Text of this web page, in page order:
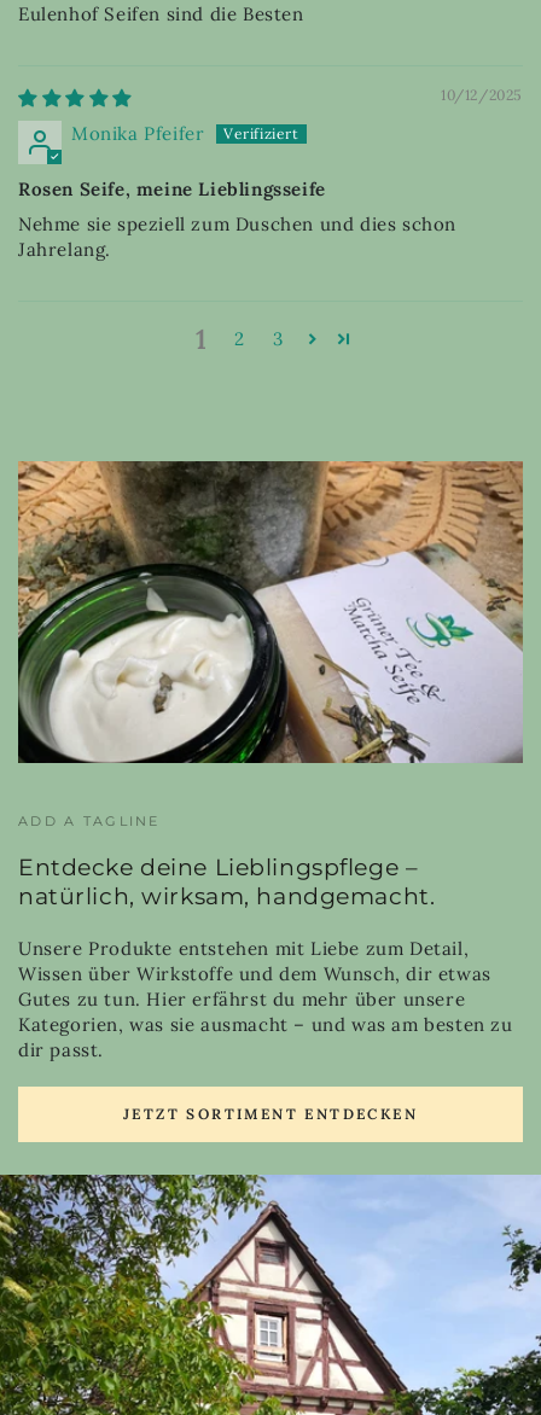
Eulenhof Seifen sind die Besten
10/12/2025
Monika Pfeifer
Rosen Seife, meine Lieblingsseife
Nehme sie speziell zum Duschen und dies schon
Jahrelang.
1 2 3
ADD A TAGLINE
Entdecke deine Lieblingspflege –
natürlich, wirksam, handgemacht.
Unsere Produkte entstehen mit Liebe zum Detail,
Wissen über Wirkstoffe und dem Wunsch, dir etwas
Gutes zu tun. Hier erfährst du mehr über unsere
Kategorien, was sie ausmacht – und was am besten zu
dir passt.
JETZT SORTIMENT ENTDECKEN